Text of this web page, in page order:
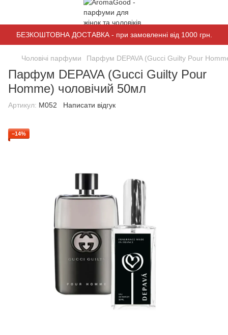
БЕЗКОШТОВНА ДОСТАВКА - при замовленні від 1000 грн.
Чоловічі парфуми Парфум DEPAVA (Gucci Guilty Pour
Парфум DEPAVA (Gucci Guilty Pour
Homme) чоловічий 50мл
Артикул: M052 Написати відгук
−14%